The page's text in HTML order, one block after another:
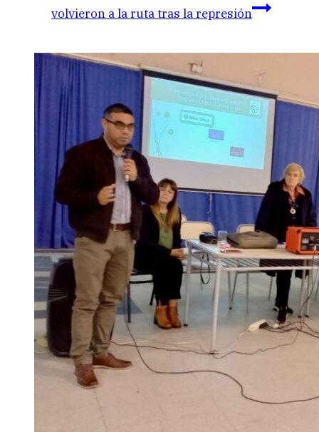
volvieron a la ruta tras la represión